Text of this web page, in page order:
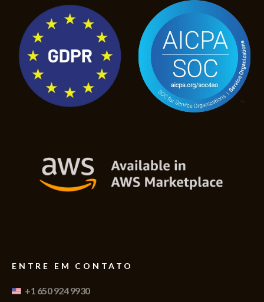
ENTRE EM CONTATO
+1 650 924 9930